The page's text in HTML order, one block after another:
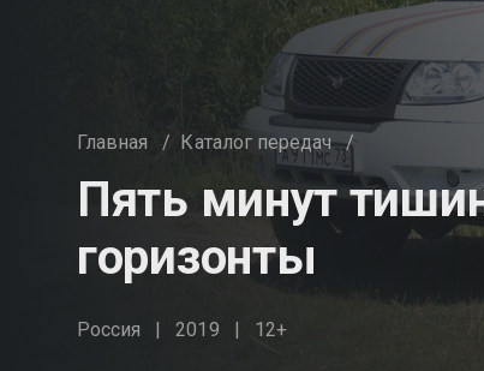
Главная / Каталог передач /
Пять минут
горизонты
Россия 2019 12+